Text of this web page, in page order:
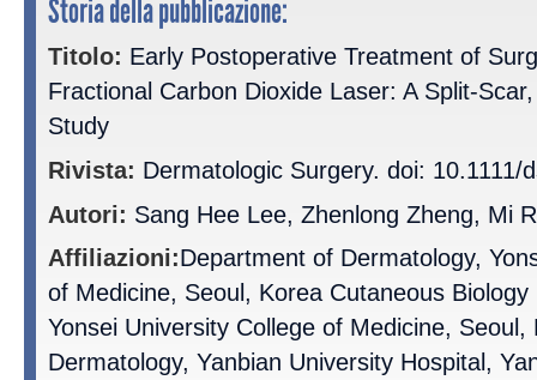
Storia della pubblicazione:
Titolo: Early Postoperative Treatment of
Fractional Carbon Dioxide Laser: A Split-
Study
Rivista: Dermatologic Surgery. doi: 10.1111/
Autori: Sang Hee Lee, Zhenlong Zheng, Mi
Affiliazioni:Department of Dermatology,
of Medicine, Seoul, Korea Cutaneous
Yonsei University College of Medicine,
Dermatology, Yanbian University Hospital,